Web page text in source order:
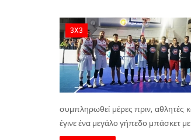
3X3
συμπληρωθεί μέρες πριν, αθλητές
έγινε ένα μεγάλο γήπεδο μπάσκετ